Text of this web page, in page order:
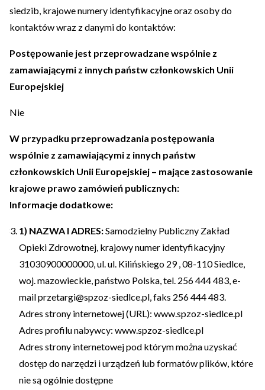
siedzib, krajowe numery identyfikacyjne oraz osoby do
kontaktów wraz z danymi do kontaktów:
Postępowanie jest przeprowadzane wspólnie z
zamawiającymi z innych państw członkowskich Unii
Europejskiej
Nie
W przypadku przeprowadzania postępowania
wspólnie z zamawiającymi z innych państw
członkowskich Unii Europejskiej – mające zastosowanie
krajowe prawo zamówień publicznych:
Informacje dodatkowe:
1) NAZWA I ADRES:Samodzielny Publiczny Zakład
Opieki Zdrowotnej, krajowy numer identyfikacyjny
31030900000000, ul. ul. Kilińskiego 29 , 08-110 Siedlce,
woj. mazowieckie, państwo Polska, tel. 256 444 483, e-
mail przetargi@spzoz-siedlce.pl, faks 256 444 483.
Adres strony internetowej (URL): www.spzoz-siedlce.pl
Adres profilu nabywcy: www.spzoz-siedlce.pl
Adres strony internetowej pod którym można uzyskać
dostęp do narzędzi i urządzeń lub formatów plików, które
nie są ogólnie dostępne